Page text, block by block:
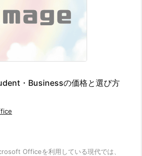
・Businessの価格と選び方
Officeを利用している現代では、